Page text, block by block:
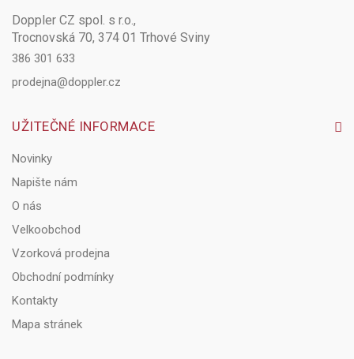
Doppler CZ spol. s r.o.,
Trocnovská 70, 374 01 Trhové Sviny
386 301 633
prodejna@doppler.cz
UŽITEČNÉ INFORMACE
Novinky
Napište nám
O nás
Velkoobchod
Vzorková prodejna
Obchodní podmínky
Kontakty
Mapa stránek